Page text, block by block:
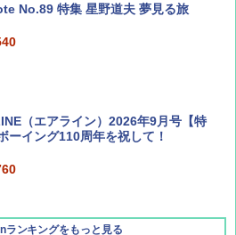
No.89 特集 星野道夫 夢見る旅
（エアライン）2026年9月号【特
ーイング110周年を祝して！
ランキングをもっと見る